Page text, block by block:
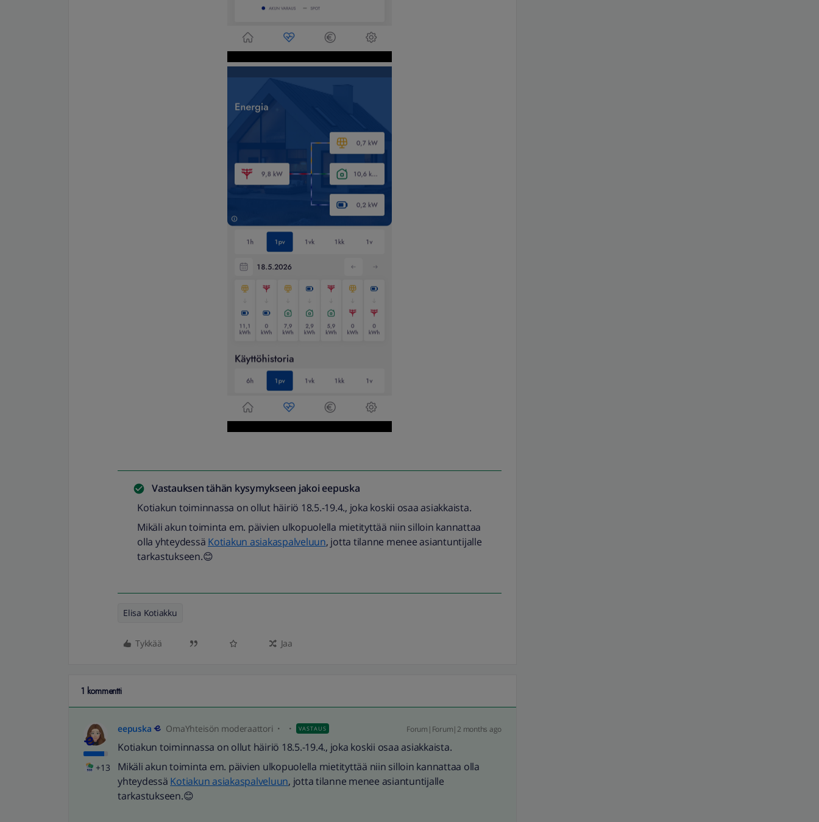
Vastauksen tähän kysymykseen jakoi eepuska
Kotiakun toiminnassa on ollut häiriö 18.5.-19.4., joka koskii osaa asiakkaista.
Mikäli akun toiminta em. päivien ulkopuolella mietityttää niin silloin kannattaa
olla yhteydessä Kotiakun asiakaspalveluun, jotta tilanne menee asiantuntijalle
tarkastukseen.😊
Elisa Kotiakku
Tykkää Jaa
1 kommentti
+13
eepuska OmaYhteisön moderaattori VASTAUS Forum|Forum|2 months ago
Kotiakun toiminnassa on ollut häiriö 18.5.-19.4., joka koskii osaa asiakkaista.
Mikäli akun toiminta em. päivien ulkopuolella mietityttää niin silloin kannattaa olla
yhteydessä Kotiakun asiakaspalveluun, jotta tilanne menee asiantuntijalle
tarkastukseen.😊